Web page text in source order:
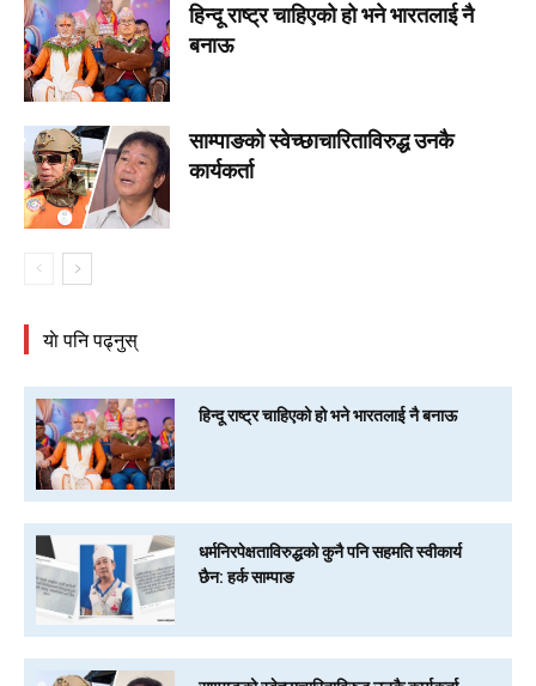
हिन्दू राष्ट्र चाहिएको हो भने भारतलाई नै
बनाऊ
साम्पाङको स्वेच्छाचारिताविरुद्ध उनकै
कार्यकर्ता
याे पनि पढ्नुस्
हिन्दू राष्ट्र चाहिएको हो भने भारतलाई नै बनाऊ
धर्मनिरपेक्षताविरुद्धको कुनै पनि सहमति स्वीकार्य
छैन: हर्क साम्पाङ